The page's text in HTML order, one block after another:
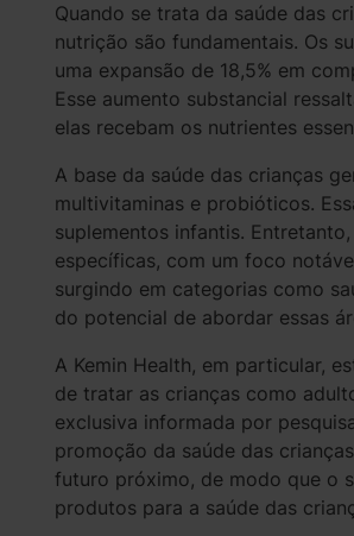
Quando se trata da saúde das
nutrição são fundamentais. Os
uma expansão de 18,5% em
Esse aumento substancial
elas recebam os nutrientes
A base da saúde das crianças
multivitaminas e probióticos.
suplementos infantis.
específicas, com um foco
surgindo em categorias como
do potencial de abordar essas
A Kemin Health, em particular,
de tratar as crianças como
exclusiva informada por
promoção da saúde das
futuro próximo, de modo que o
produtos para a saúde das